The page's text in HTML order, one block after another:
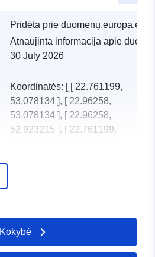
Pridėta prie duomenų.europa.eu:
Atnaujinta informacija apie
30 July 2026
Koordinatės: [ [ 22.761199,
53.078134 ], [ 22.96258,
53.078134 ], [ 22.96258,
52.923215 ], [ 22.761199,
http://data.europa.eu/88u/dataset/
607572e0-cdf6eb2c-b230d3e9-
Kokybė